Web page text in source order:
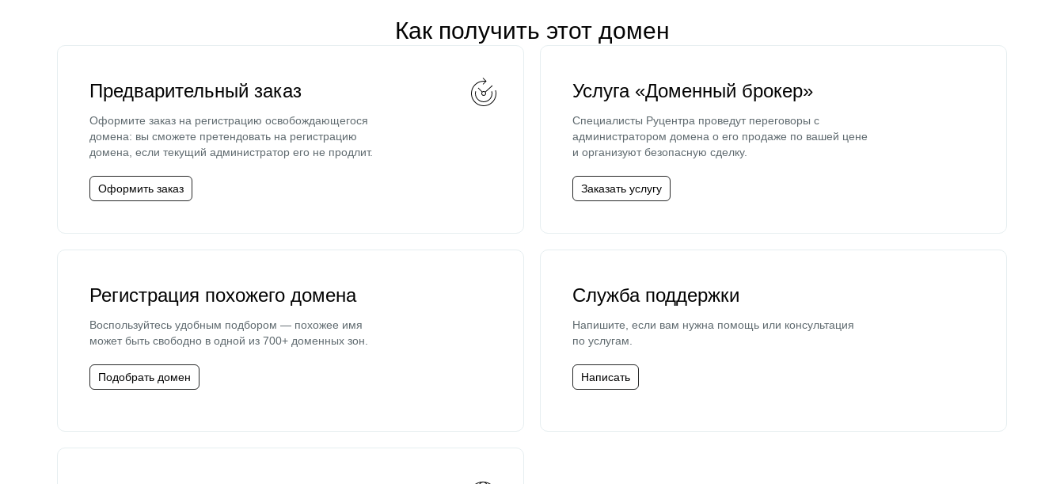
Как получить этот домен
Предварительный заказ
Оформите заказ на регистрацию освобождающегося
домена: вы сможете претендовать на регистрацию
домена, если текущий администратор его не продлит.
Оформить заказ
Услуга «Доменный брокер»
Специалисты Руцентра проведут переговоры с
администратором домена о его продаже по вашей цене
и организуют безопасную сделку.
Заказать услугу
Регистрация похожего домена
Воспользуйтесь удобным подбором — похожее имя
может быть свободно в одной из 700+ доменных зон.
Подобрать домен
Служба поддержки
Напишите, если вам нужна помощь или консультация
по услугам.
Написать